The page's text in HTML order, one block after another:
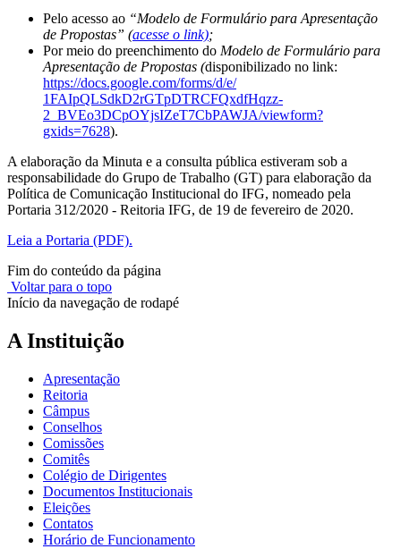
Pelo acesso ao “Modelo de Formulário para Apresentação
de Propostas” (acesse o link);
Por meio do preenchimento do Modelo de Formulário para
Apresentação de Propostas (disponibilizado no link:
https://docs.google.com/forms/d/e/
1FAIpQLSdkD2rGTpDTRCFQxdfHqzz-
2_BVEo3DCpOYjsIZeT7CbPAWJA/viewform?
gxids=7628).
A elaboração da Minuta e a consulta pública estiveram sob a
responsabilidade do Grupo de Trabalho (GT) para elaboração da
Política de Comunicação Institucional do IFG, nomeado pela
Portaria 312/2020 - Reitoria IFG, de 19 de fevereiro de 2020.
Leia a Portaria (PDF).
Fim do conteúdo da página
Voltar para o topo
Início da navegação de rodapé
A Instituição
Apresentação
Reitoria
Câmpus
Conselhos
Comissões
Comitês
Colégio de Dirigentes
Documentos Institucionais
Eleições
Contatos
Horário de Funcionamento